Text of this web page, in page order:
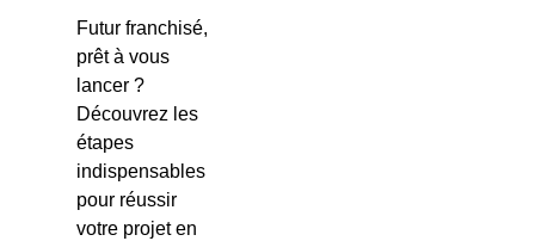
Futur franchisé,
prêt à vous
lancer ?
Découvrez les
étapes
indispensables
pour réussir
votre projet en